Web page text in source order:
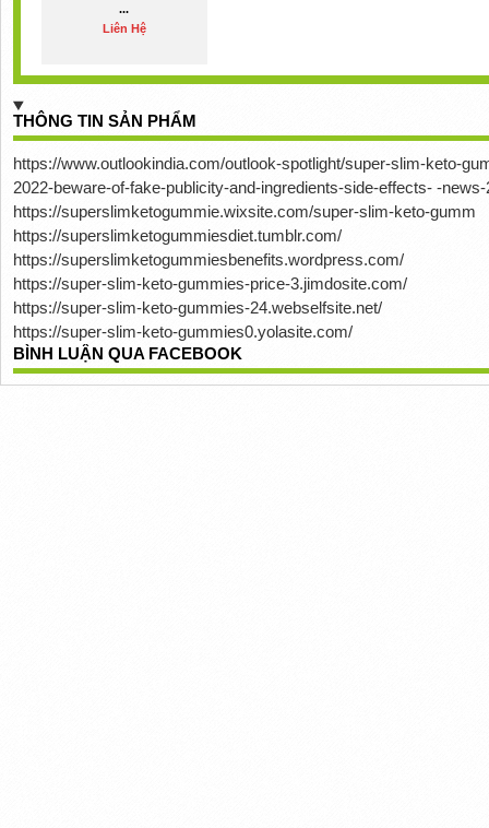
...
Liên Hệ
THÔNG TIN SẢN PHẨM
https://www.outlookindia.com/outlook-spotlight/super-slim-keto-
2022-beware-of-fake-publicity-and-ingredients-side-effects- -
https://superslimketogummie.wixsite.com/super-slim-keto-gumm
https://superslimketogummiesdiet.tumblr.com/
https://superslimketogummiesbenefits.wordpress.com/
https://super-slim-keto-gummies-price-3.jimdosite.com/
https://super-slim-keto-gummies-24.webselfsite.net/
https://super-slim-keto-gummies0.yolasite.com/
BÌNH LUẬN QUA FACEBOOK